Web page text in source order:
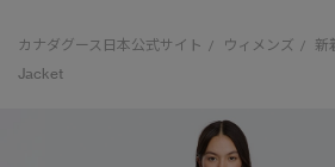
ディスカバー
新着アイテム
新着アイテム
ベビー（0‐24ヵ月)
カナダグース日本公式サイト / ウィメンズ / 新
Jacket